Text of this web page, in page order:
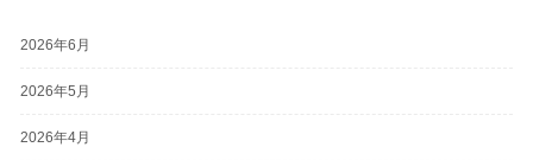
2026年6月
2026年5月
2026年4月